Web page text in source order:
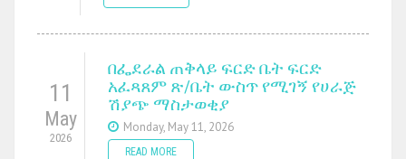
11
May
2026
በፌደራል ጠቅላይ ፍርድ ቤት ፍርድ
አፈጻጸም ጽ/ቤት ውስጥ የሚገኝ የሀራጅ
ሽያጭ ማስታወቂያ
Monday, May 11, 2026
READ MORE